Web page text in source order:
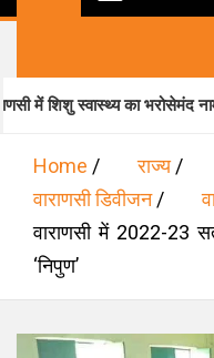
का भरोसेमंद नाम-डॉ. मधुकर
Home राज्य
वाराणसी डिवीजन
वाराणसी में 2022-23
‘निपुण’